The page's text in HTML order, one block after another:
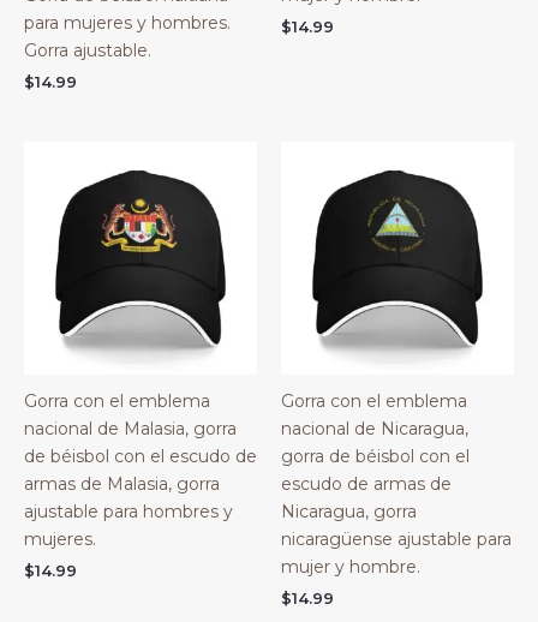
para mujeres y hombres.
Gorra ajustable.
$14.99
$14.99
Gorra con el emblema
nacional de Malasia, gorra
de béisbol con el escudo de
armas de Malasia, gorra
ajustable para hombres y
mujeres.
$14.99
Gorra con el emblema
nacional de Nicaragua,
gorra de béisbol con el
escudo de armas de
Nicaragua, gorra
nicaragüense ajustable para
mujer y hombre.
$14.99